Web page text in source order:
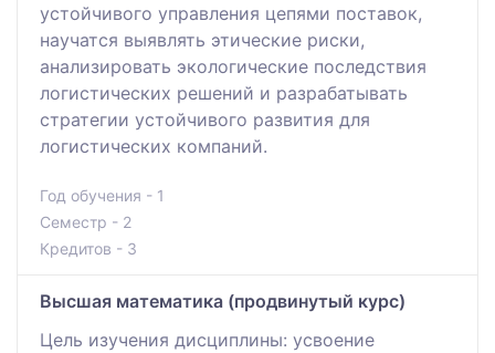
устойчивого управления цепями поставок,
научатся выявлять этические риски,
анализировать экологические последствия
логистических решений и разрабатывать
стратегии устойчивого развития для
логистических компаний.
Год обучения - 1
Семестр - 2
Кредитов - 3
Высшая математика (продвинутый курс)
Цель изучения дисциплины: усвоение